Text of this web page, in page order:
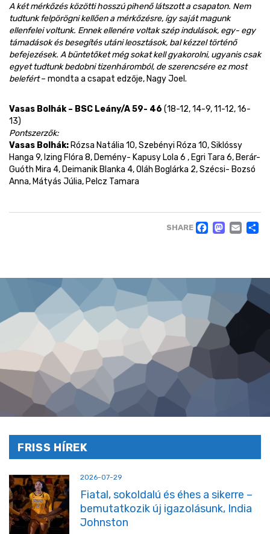
A két mérkőzés közötti hosszú pihenő látszott a csapaton. Nem
tudtunk felpörögni kellően a mérkőzésre, így saját magunk
ellenfelei voltunk. Ennek ellenére voltak szép indulások, egy- egy
támadások és besegítés utáni leosztások, bal kézzel történő
befejezések. A büntetőket még sokat kell gyakorolni, ugyanis csak
egyet tudtunk bedobni tizenháromból, de szerencsére ez most
belefért– mondta a csapat edzője, Nagy Joel.
Vasas Bolhák – BSC Leány/A 59- 46 (18-12, 14-9, 11-12, 16-
13)
Pontszerzők:
Vasas Bolhák: Rózsa Natália 10, Szebényi Róza 10, Siklóssy
Hanga 9, Izing Flóra 8, Demény- Kapusy Lola 6 , Egri Tara 6, Berár-
Guóth Mira 4, Deimanik Blanka 4, Oláh Boglárka 2, Szécsi- Bozsó
Anna, Mátyás Júlia, Pelcz Tamara
SHARE
FRISS HÍREK
2026-07-29
Fiatal, sokoldalú és éhes a sikerre –
bemutatkozik új igazolásunk, India
Johnston